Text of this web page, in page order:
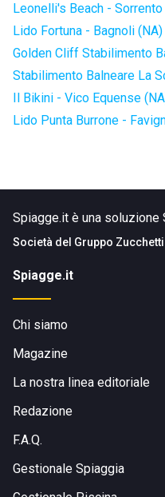
Leonelli's Beach - Sorrento
Lido Fortuna - Bagnoli (NA)
Golden Cliff Stabilimento
Stabilimento Balneare La
Il Bikini - Vico Equense
Lido Punta Burrone -
Spiagge.it è una soluzione
Società del Gruppo Zucchetti
Spiagge.it
Chi siamo
Magazine
La nostra linea editoriale
Redazione
F.A.Q.
Gestionale Spiaggia